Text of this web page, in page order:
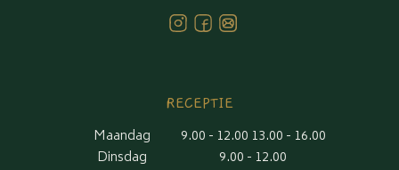
RECEPTIE
Maandag
9.00 - 12.00 13.00 - 16.00
Dinsdag
9.00 - 12.00